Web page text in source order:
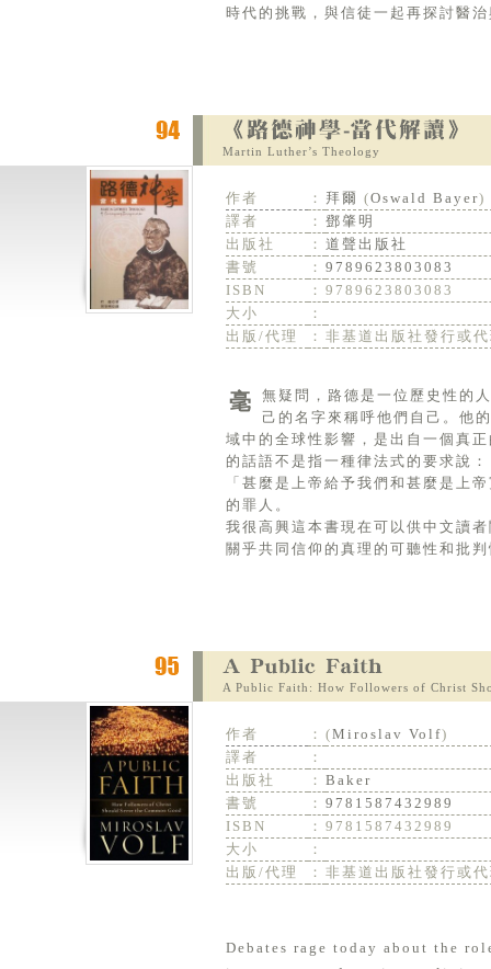
時代的挑戰，與信徒一起再探討醫
Martin Luther’s Theology
作者 ： 拜爾 (Oswald Bayer)
譯者
： 鄧肇明
出版社
： 道聲出版社
書號
： 9789623803083
ISBN
： 9789623803083
大小
：
出版/代理
： 非基道出版社發行或
毫無疑問，路德是一位歷史性的人物，他的確是一位偉人，但他自己卻不以為然，並且拒絕他的追隨者以他自
己的名字來稱呼他們自己。他
域中的全球性影響，是出自一個真
的話語不是指一種律法式的要求說
「甚麼是上帝給予我們和甚麼是上
的罪人。
我很高興這本書現在可以供中文讀
關乎共同信仰的真理的可聽性和批
A Public Faith: How Followers of Christ
作者 ： (Miroslav Volf)
譯者
：
出版社
： Baker
書號
： 9781587432989
ISBN
： 9781587432989
大小
：
出版/代理
： 非基道出版社發行或
Debates rage today about the